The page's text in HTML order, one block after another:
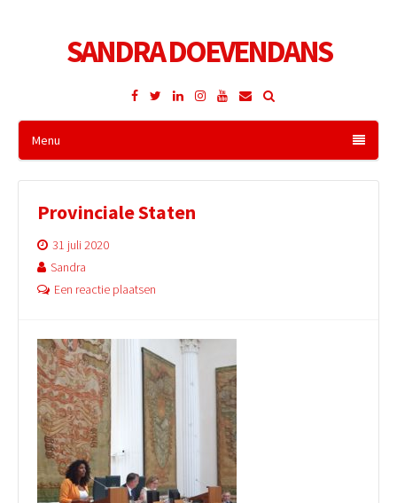
SANDRA DOEVENDANS
FacebookTwitterLinkedInInstagramYouTube
E-
Menu
Provinciale Staten
31 juli 2020
Sandra
Een reactie plaatsen